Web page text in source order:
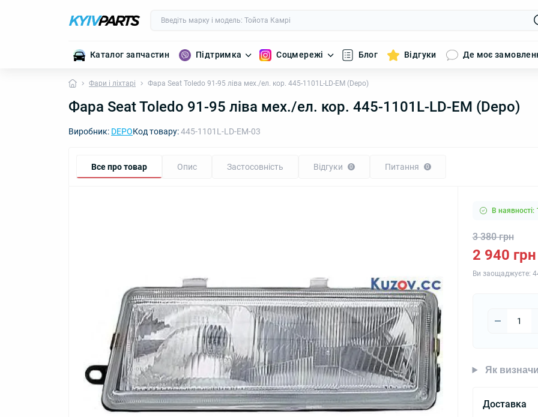
Каталог запчастин Підтримка Соцмережі Блог Відгуки Де моє
Фари і ліхтарі Фара Seat Toledo 91-95 ліва мех./ел. кор. 445-1101L-LD-EM (Depo)
Фара Seat Toledo 91-95 ліва мех./ел. кор. 445-1101L-LD-EM (Depo)
Виробник: DEPOКод товару:445-1101L-LD-EM-03
Все про товар Опис Застосовність Відгуки 0 Питання 0
В наявності:
3 380 грн
2 940 грн
Ви заощаджуєте:
Як
Доставка